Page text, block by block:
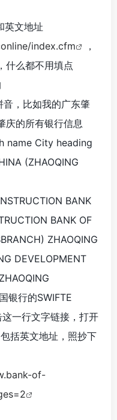
英文地址
index.cfm
，
什么都不用填点
，比如我的广东肇
庆的所有银行信息
name City heading
(ZHAOQING
BANK
BANK OF
ZHAOQING
DEVELOPMENT
银行的SWIFTE
一行文字链接，打开
括英文地址，照抄下
of-